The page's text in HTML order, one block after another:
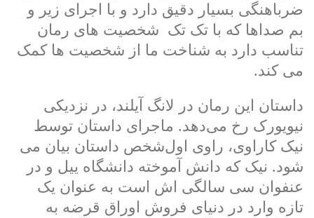
ضرباهنگی بسیار دقیق دارد و با اجرای زیر و
بم صداها که با تک تک شخصیت های رمان
تناسب دارد به شناخت ما از شخصیت ها کمک
می کند.
داستان این رمان در لانگ آیلند، در نزدیکی
نیویورک رخ می‌دهد. ماجرای داستان توسط
نیک کاراوی، راوی اول‌شخص داستان بیان می
شود. نیک که دانش آموخته دانشگاه ییل و در
عنفوان سی سالگی اش است به عنوان یک
تازه وارد در دنیای فروش اوراق قرضه به